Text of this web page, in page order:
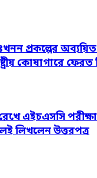
প্রকল্পের
কোষাগারে
এইচএসসি
লিখলেন উত্তরপত্র